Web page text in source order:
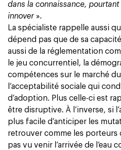
dans la connaissance,
innover ».
La spécialiste rappelle aussi
dépend pas que de sa
aussi de la réglementation
le jeu concurrentiel, la
compétences sur le marché
l’acceptabilité sociale qui
d’adoption. Plus celle-ci est
être disruptive. À l’inverse, si
plus facile d’anticiper les
retrouver comme les porteurs
pas vu venir l’arrivée de l’eau